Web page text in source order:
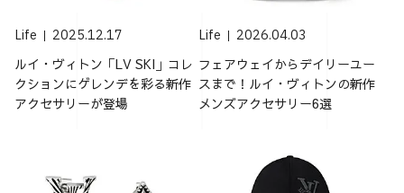
Life 2025.12.17
ルイ・ヴィトン「LV SKI」コレ
クションにゲレンデを彩る新作
アクセサリーが登場
Life 2026.04.03
フェアウェイからデイリーユー
スまで！ルイ・ヴィトンの新作
メンズアクセサリー6選